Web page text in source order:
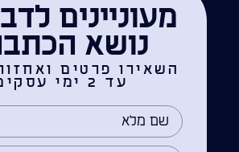
מעוניינים
נושא
השאירו פרטים
עד 2 ימי עסקים.